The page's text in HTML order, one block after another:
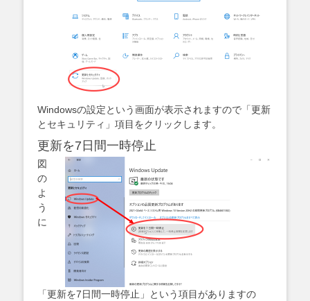
Windowsの設定という画面が表示されますので「更新
とセキュリティ」項目をクリックします。
更新を7日間一時停止
図
の
よ
う
に
「更新を7日間一時停止」という項目がありますの